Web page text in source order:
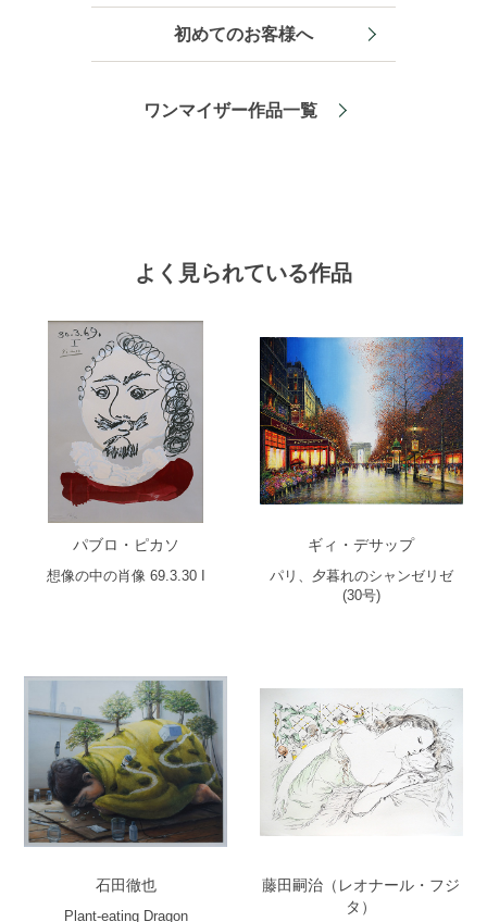
初めてのお客様へ
ワンマイザー作品一覧
よく見られている作品
パブロ・ピカソ
想像の中の肖像 69.3.30 I
ギィ・デサップ
パリ、夕暮れのシャンゼリゼ
(30号)
石田徹也
Plant-eating Dragon
藤田嗣治（レオナール・フジ
タ）